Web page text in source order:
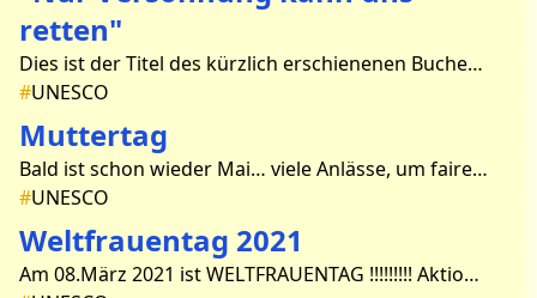
retten"
Dies ist der Titel des kürzlich erschienenen Buches der Journalistin Angela Krumpe, die Burundi selbst mehrmals bereist hat. In einer sehr eindrucksvollen Online-Lesung erhielten 22 Te
#UNESCO
Muttertag
Bald ist schon wieder Mai… viele Anlässe, um faire Blumen zu kaufen, sind passé, aber… da gibt es ja noch den Muttertag!!!! In Deutschland wird der Muttertag traditione
#UNESCO
Weltfrauentag 2021
Am 08.März 2021 ist WELTFRAUENTAG !!!!!!!!! Aktion Flower Power – Sag es mit roten Rosen!!! Die 3 Frühlingsmonate März, April und Mai stehen ganz besonders im Zeichen de